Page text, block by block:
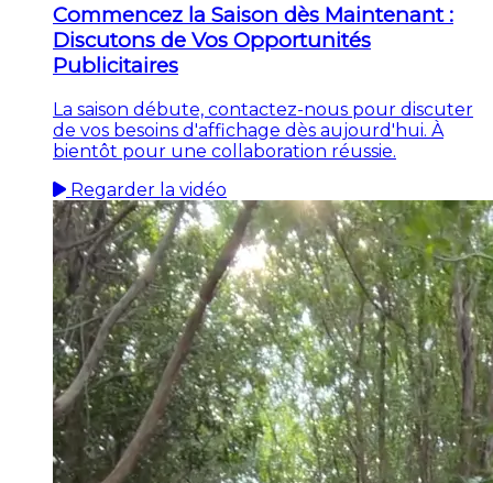
Commencez la Saison dès Maintenant :
Discutons de Vos Opportunités
Publicitaires
La saison débute, contactez-nous pour discuter
de vos besoins d'affichage dès aujourd'hui. À
bientôt pour une collaboration réussie.
Regarder la vidéo